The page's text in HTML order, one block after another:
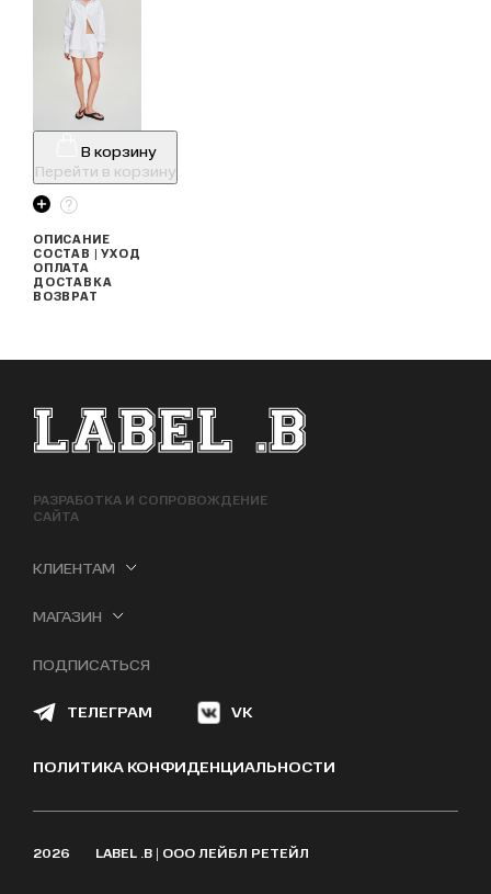
В корзину
Перейти в корзину
ОПИСАНИЕ
СОСТАВ | УХОД
ОПЛАТА
ДОСТАВКА
ВОЗВРАТ
ФУТЕР САЙТА
РАЗРАБОТКА И СОПРОВОЖДЕНИЕ
САЙТА
КЛИЕНТАМ
МАГАЗИН
ПОДПИСАТЬСЯ
ТЕЛЕГРАМ VK
2026 LABEL .B | ООО ЛЕЙБЛ РЕТЕЙЛ
ПОЛИТИКА КОНФИДЕНЦИАЛЬНОСТИ